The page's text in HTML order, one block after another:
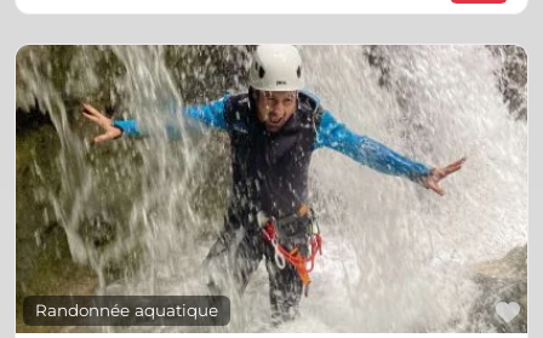
Randonnée aquatique